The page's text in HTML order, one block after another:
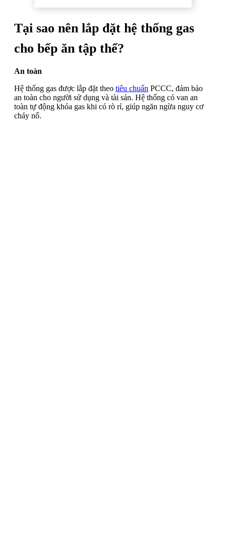
Tại sao nên lắp đặt hệ thống gas
cho bếp ăn tập thể?
An toàn
Hệ thống gas được lắp đặt theo tiêu chuẩn PCCC, đảm bảo
an toàn cho người sử dụng và tài sản. Hệ thống có van an
toàn tự động khóa gas khi có rò rỉ, giúp ngăn ngừa nguy cơ
cháy nổ.